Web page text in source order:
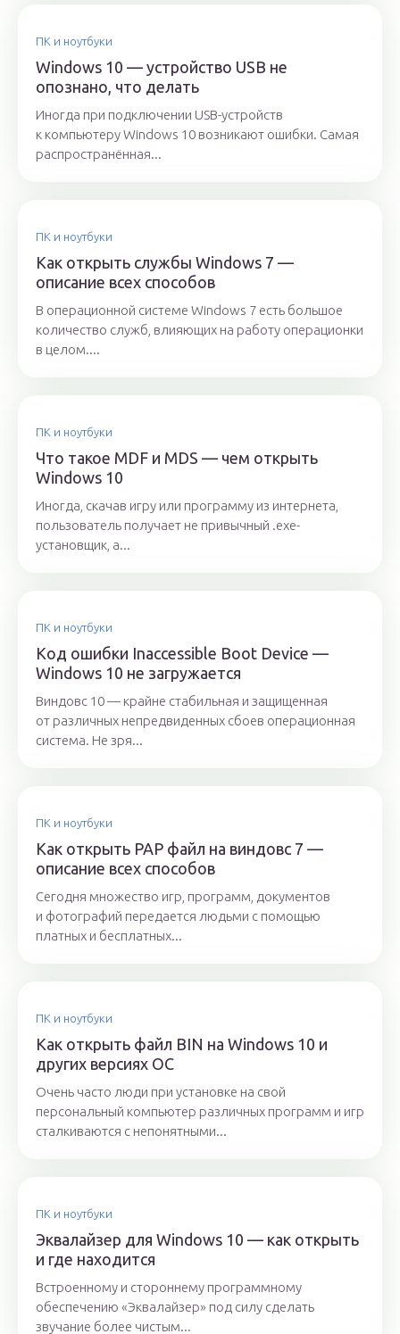
ПК и ноутбуки
Windows 10 — устройство USB не
опознано, что делать
Иногда при подключении USB-устройств
к компьютеру Windows 10 возникают ошибки. Самая
распространённая...
ПК и ноутбуки
Как открыть службы Windows 7 —
описание всех способов
В операционной системе Windows 7 есть большое
количество служб, влияющих на работу операционки
в целом....
ПК и ноутбуки
Что такое MDF и MDS — чем открыть
Windows 10
Иногда, скачав игру или программу из интернета,
пользователь получает не привычный .exe-
установщик, а...
ПК и ноутбуки
Код ошибки Inaccessible Boot Device —
Windows 10 не загружается
Виндовс 10 — крайне стабильная и защищенная
от различных непредвиденных сбоев операционная
система. Не зря...
ПК и ноутбуки
Как открыть PAP файл на виндовс 7 —
описание всех способов
Сегодня множество игр, программ, документов
и фотографий передается людьми с помощью
платных и бесплатных...
ПК и ноутбуки
Как открыть файл BIN на Windows 10 и
других версиях ОС
Очень часто люди при установке на свой
персональный компьютер различных программ и игр
сталкиваются с непонятными...
ПК и ноутбуки
Эквалайзер для Windows 10 — как открыть
и где находится
Встроенному и стороннему программному
обеспечению «Эквалайзер» под силу сделать
звучание более чистым...